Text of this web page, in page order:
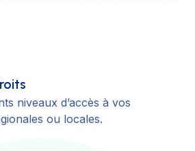
niveaux d’accès à vos
ou locales.